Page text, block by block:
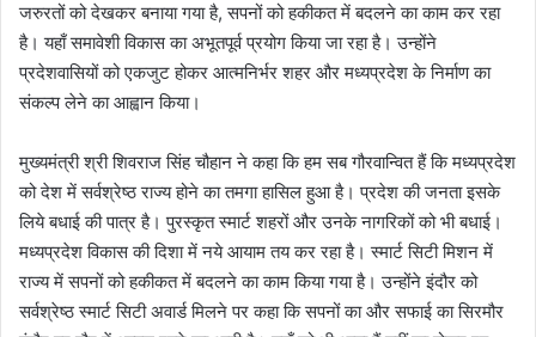
जरुरतों को देखकर बनाया गया है, सपनों को हकीकत में बदलने का काम कर रहा
है। यहाँ समावेशी विकास का अभूतपूर्व प्रयोग किया जा रहा है। उन्होंने
प्रदेशवासियों को एकजुट होकर आत्मनिर्भर शहर और मध्यप्रदेश के निर्माण का
संकल्प लेने का आह्वान किया।
मुख्यमंत्री श्री शिवराज सिंह चौहान ने कहा कि हम सब गौरवान्वित हैं कि मध्यप्रदेश
को देश में सर्वश्रेष्ठ राज्य होने का तमगा हासिल हुआ है। प्रदेश की जनता इसके
लिये बधाई की पात्र है। पुरस्कृत स्मार्ट शहरों और उनके नागरिकों को भी बधाई।
मध्यप्रदेश विकास की दिशा में नये आयाम तय कर रहा है। स्मार्ट सिटी मिशन में
राज्य में सपनों को हकीकत में बदलने का काम किया गया है। उन्होंने इंदौर को
सर्वश्रेष्ठ स्मार्ट सिटी अवार्ड मिलने पर कहा कि सपनों का और सफाई का सिरमौर